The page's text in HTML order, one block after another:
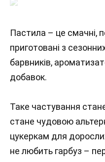
Пастила – це смачні,
приготовані з
барвників,
добавок.
Таке частування
стане чудовою
цукеркам для
не любить гарбуз –